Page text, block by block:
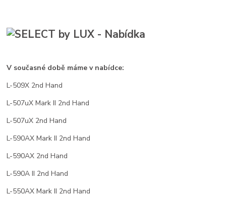
V současné době máme v nabídce:
L-509X 2nd Hand
L-507uX Mark II 2nd Hand
L-507uX 2nd Hand
L-590AX Mark II 2nd Hand
L-590AX 2nd Hand
L-590A II 2nd Hand
L-550AX Mark II 2nd Hand